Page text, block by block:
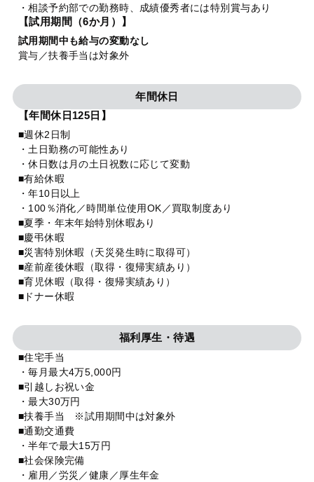
・相談予約部での勤務時、成績優秀者には特別賞与あり
【試用期間（6か月）】
試用期間中も給与の変動なし
賞与／扶養手当は対象外
年間休日
【年間休日125日】
■週休2日制
・土日勤務の可能性あり
・休日数は月の土日祝数に応じて変動
■有給休暇
・年10日以上
・100％消化／時間単位使用OK／買取制度あり
■夏季・年末年始特別休暇あり
■慶弔休暇
■災害特別休暇（天災発生時に取得可）
■産前産後休暇（取得・復帰実績あり）
■育児休暇（取得・復帰実績あり）
■ドナー休暇
福利厚生・待遇
■住宅手当
・毎月最大4万5,000円
■引越しお祝い金
・最大30万円
■扶養手当 ※試用期間中は対象外
■通勤交通費
・半年で最大15万円
■社会保険完備
・雇用／労災／健康／厚生年金